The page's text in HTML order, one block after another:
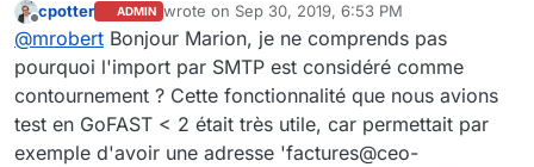
avons rencontré ce besoin :
Permettre à un utilisateur (généralement externe,
identifié ou non) de simplement déposer un
document, éventuellement de pouvoir continuer
à le modifier sur une période donnée, mais c'est
tout
Dans ce cas, le document serait dans un
répertoire / espace préalablement défini sans
La fonction de Broadcast est exclue car elle est
complexe et ne limite pas les droits par espaces.
Solutions de contournements envisagées en attendant
:
Envoi par mail et une personne "responsable"
verse les documents "manuellements"
Offline
cpotter ADMIN wrote on Sep 30, 2019, 6:53 PM
last edited by cpotterSep 30, 2019, 8:53 PM
@mrobert Bonjour Marion, je ne comprends pas
pourquoi l'import par SMTP est considéré comme
contournement ? Cette fonctionnalité que nous avions
test en GoFAST < 2 était très utile, car permettait par
exemple d'avoir une adresse 'factures@ceo-